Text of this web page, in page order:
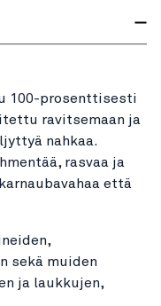
100-prosenttisesti
ravitsemaan ja
nahkaa.
rasvaa ja
että
sekä muiden
ja laukkujen,